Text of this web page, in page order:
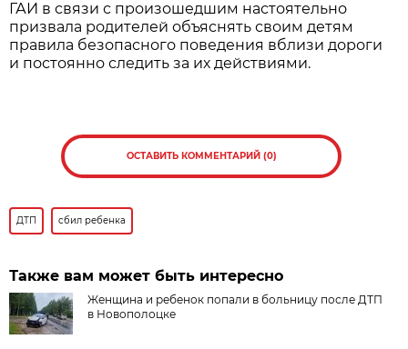
ГАИ в связи с произошедшим настоятельно
призвала родителей объяснять своим детям
правила безопасного поведения вблизи дороги
и постоянно следить за их действиями.
ОСТАВИТЬ КОММЕНТАРИЙ (0)
ДТП сбил ребенка
Также вам может быть интересно
Женщина и ребенок попали в больницу после ДТП
в Новополоцке